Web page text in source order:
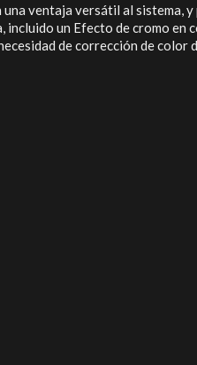
ventaja versátil al
incluido un Efecto de cromo
de corrección de color